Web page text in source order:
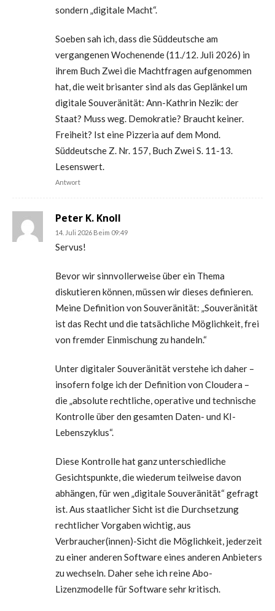
sondern „digitale Macht“.
Soeben sah ich, dass die Süddeutsche am
vergangenen Wochenende (11./12. Juli 2026) in
ihrem Buch Zwei die Machtfragen aufgenommen
hat, die weit brisanter sind als das Geplänkel um
digitale Souveränität: Ann-Kathrin Nezik: der
Staat? Muss weg. Demokratie? Braucht keiner.
Freiheit? Ist eine Pizzeria auf dem Mond.
Süddeutsche Z. Nr. 157, Buch Zwei S. 11-13.
Lesenswert.
Antwort
Peter K. Knoll
14. Juli 2026 Beim 09:49
Servus!
Bevor wir sinnvollerweise über ein Thema
diskutieren können, müssen wir dieses definieren.
Meine Definition von Souveränität: „Souveränität
ist das Recht und die tatsächliche Möglichkeit, frei
von fremder Einmischung zu handeln.“
Unter digitaler Souveränität verstehe ich daher –
insofern folge ich der Definition von Cloudera –
die „absolute rechtliche, operative und technische
Kontrolle über den gesamten Daten- und KI-
Lebenszyklus“.
Diese Kontrolle hat ganz unterschiedliche
Gesichtspunkte, die wiederum teilweise davon
abhängen, für wen „digitale Souveränität“ gefragt
ist. Aus staatlicher Sicht ist die Durchsetzung
rechtlicher Vorgaben wichtig, aus
Verbraucher(innen)-Sicht die Möglichkeit, jederzeit
zu einer anderen Software eines anderen Anbieters
zu wechseln. Daher sehe ich reine Abo-
Lizenzmodelle für Software sehr kritisch.